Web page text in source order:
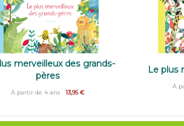
merveilleux des grands-
pères
À partir de 4 ans 13,95 €
Le plus
À